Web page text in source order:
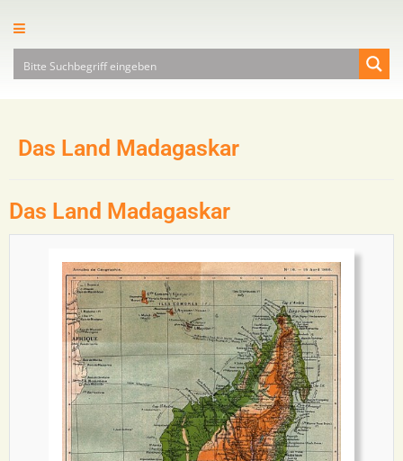
Das Land Madagaskar
Das Land Madagaskar